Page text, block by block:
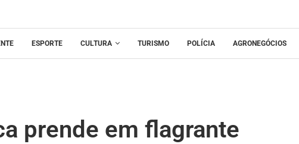
ESPORTE CULTURA TURISMO POLÍCIA AGRONEGÓCIOS
prende em flagrante